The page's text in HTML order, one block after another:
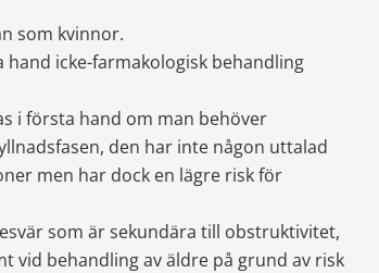
som kvinnor.
icke-farmakologisk behandling
i första hand om man behöver
den har inte någon uttalad
men har dock en lägre risk för
som är sekundära till obstruktivitet,
vid behandling av äldre på grund av risk